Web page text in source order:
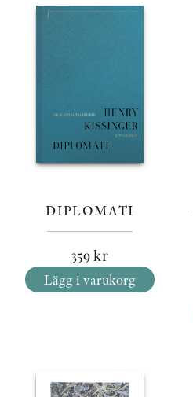
DIPLOMATI
359kr
Lägg i varukorg